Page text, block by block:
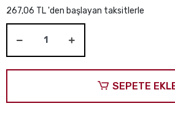
267,06 TL 'den başlayan taksitlerle
SEPETE